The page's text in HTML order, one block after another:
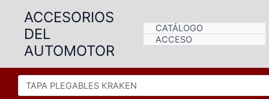
contenido
ACCESORIOS
DEL
AUTOMOTOR
CATÁLOGO
ACCESO